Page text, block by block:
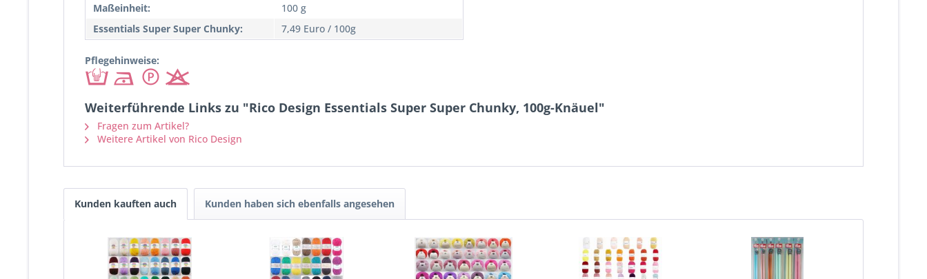
Maßeinheit:
100 g
Essentials Super Super Chunky:
7,49 Euro / 100g
Pflegehinweise:
Weiterführende Links zu "Rico Design Essentials Super Super Chunky, 100g-Knäuel"
Fragen zum Artikel?
Weitere Artikel von Rico Design
Kunden kauften auch Kunden haben sich ebenfalls angesehen